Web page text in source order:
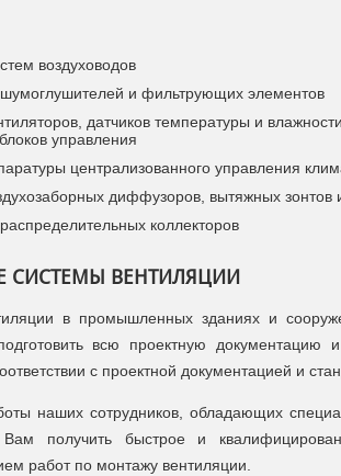
воздуховодов
и фильтрующих элементов
датчиков температуры и
управления
централизованного управления
диффузоров, вытяжных зонтов
коллекторов
ВЕНТИЛЯЦИИ
в промышленных зданиях и
всю проектную документацию
с проектной документацией и
наших сотрудников, обладающих
Вам получить быстрое и
работ по монтажу вентиляции.